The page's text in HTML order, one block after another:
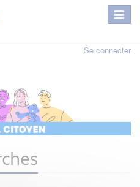
Se connecter